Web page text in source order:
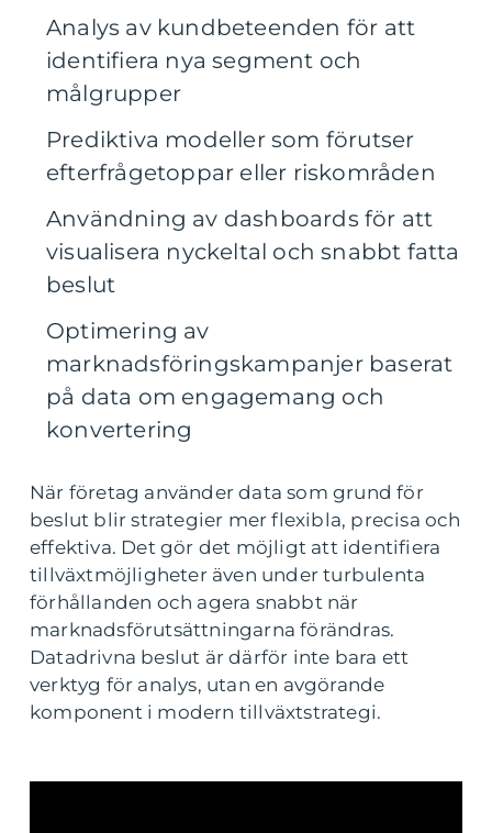
Analys av kundbeteenden för att
identifiera nya segment och
målgrupper
Prediktiva modeller som förutser
efterfrågetoppar eller riskområden
Användning av dashboards för att
visualisera nyckeltal och snabbt fatta
beslut
Optimering av
marknadsföringskampanjer baserat
på data om engagemang och
konvertering
När företag använder data som grund för
beslut blir strategier mer flexibla, precisa och
effektiva. Det gör det möjligt att identifiera
tillväxtmöjligheter även under turbulenta
förhållanden och agera snabbt när
marknadsförutsättningarna förändras.
Datadrivna beslut är därför inte bara ett
verktyg för analys, utan en avgörande
komponent i modern tillväxtstrategi.